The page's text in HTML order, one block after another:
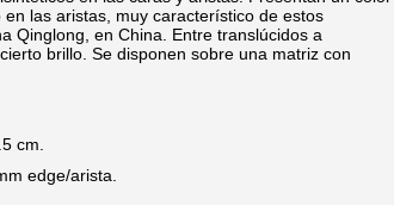
las aristas, muy característico de estos
Qinglong, en China. Entre translúcidos a
brillo. Se disponen sobre una matriz con
cm.
edge/arista.